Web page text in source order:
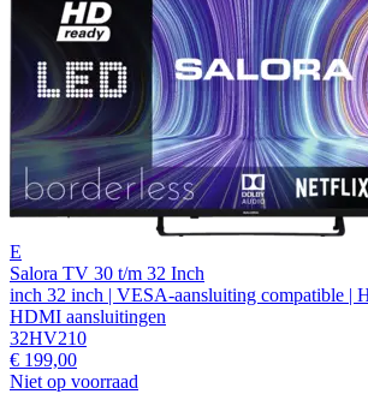
E
Salora TV 30 t/m 32 Inch
inch 32 inch | VESA-aansluiting compatible |
HDMI aansluitingen
32HV210
€ 199,00
Niet op voorraad